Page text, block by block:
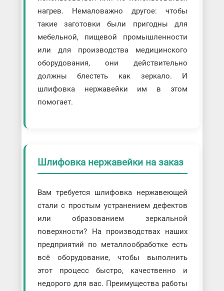
нагрев. Немаловажно другое: чтобы
такие заготовки были пригодны для
мебельной, пищевой промышленности
или для производства медицинского
оборудования, они действительно
должны блестеть как зеркало. И
шлифовка нержавейки им в этом
помогает.
Шлифовка нержавейки на заказ
Вам требуется шлифовка нержавеющей
стали с простым устранением дефектов
или образованием зеркальной
поверхности? На производствах наших
предприятий по металлообработке есть
всё оборудование, чтобы выполнить
этот процесс быстро, качественно и
недорого для вас. Преимущества работы